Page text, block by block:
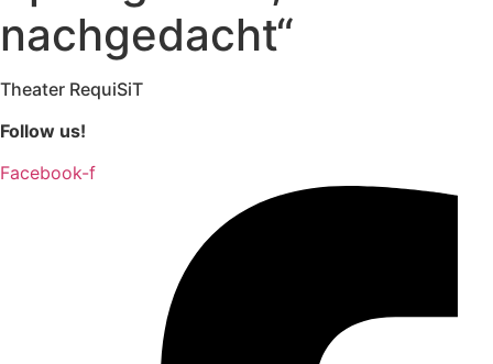
nachgedacht“
Theater RequiSiT
Follow us!
Facebook-f